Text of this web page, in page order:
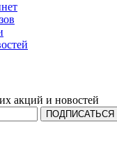
акций и новостей
ПОДПИСАТЬСЯ